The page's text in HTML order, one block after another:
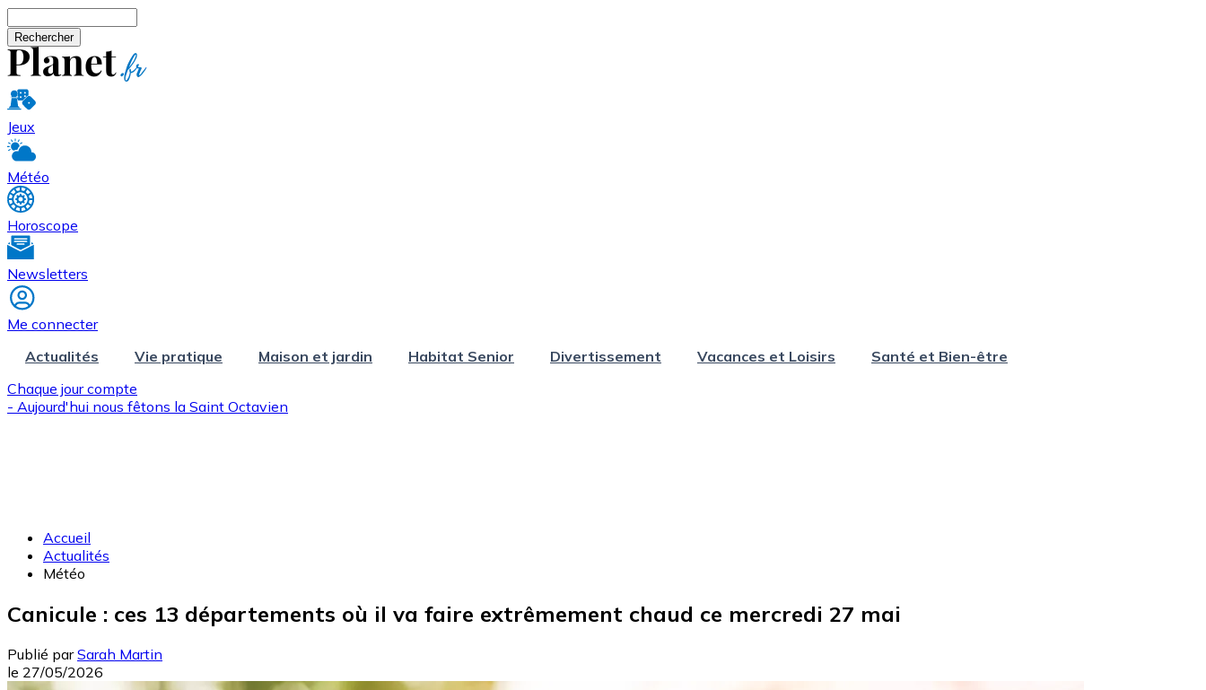
Jeux
Météo
Horoscope
Newsletters
Me connecter
Actualités
Vie pratique Maison et jardin Habitat Senior Divertissement Vacances et Loisirs
Santé et Bien-être
Chaque jour compte
- Aujourd'hui nous fêtons la Saint Octavien
Accueil
Actualités
Météo
Canicule : ces 13 départements où il va faire extrêmement chaud ce mercredi 27 mai
Publié par Sarah Martin
le 27/05/2026